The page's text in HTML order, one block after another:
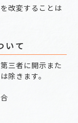
改変することは
いて
三者に開示また
除きます。